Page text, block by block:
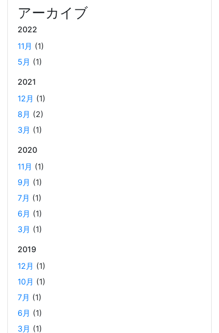
ージのビルドをする手順を書いています。Colima と
Rosetta2 を使って、クロスアーキテクチャーでビルドする
方法です。Lima, QEmu, nerdctl の実例も記載しています。
ビジネスワークに便利なSLACKのリマインド設定
についてご紹介します。 Slackでは、業務で決めたことや会
議の開始前にリマインダーを設定しておくと、とても便利
です。 忙しいと、いくらスケジュールを頭に入れていて
この機能が非常に役立つと思います。
Laravelを使って簡単にReactを開発できる環境を作
成する
2025-03-18
はPython（Django）＋React（TypeScript）で挫折した
が、今回は得意なPHP（Laravel）をバックエンドにするこ
とで、Reactの学習に集中できる環境を整える。 また、低
コストで構築し、トラブル時の原因特定を容易にすること
を目的としています。
アーカイブ
2022
11月 (1)
5月 (1)
2021
12月 (1)
8月 (2)
3月 (1)
2020
11月 (1)
9月 (1)
7月 (1)
6月 (1)
3月 (1)
2019
12月 (1)
10月 (1)
7月 (1)
6月 (1)
3月 (1)